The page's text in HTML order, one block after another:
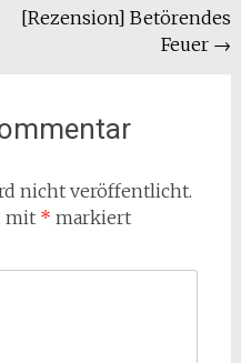
[Rezension] Betörendes
Feuer →
nicht veröffentlicht.
mit * markiert